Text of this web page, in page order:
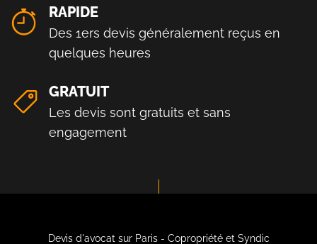
RAPIDE
Des 1ers devis généralement reçus en
quelques heures
GRATUIT
Les devis sont gratuits et sans
engagement
Devis d'avocat sur Paris - Copropriété et Syndic